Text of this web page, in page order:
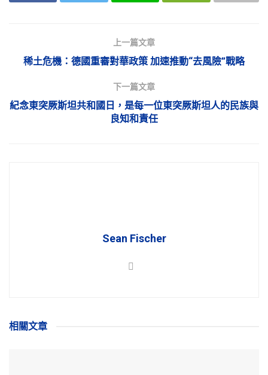
上一篇文章
稀土危機：德國重審對華政策 加速推動“去風險”戰略
下一篇文章
紀念東突厥斯坦共和國日，是每一位東突厥斯坦人的民族與
良知和責任
Sean Fischer
相關文章